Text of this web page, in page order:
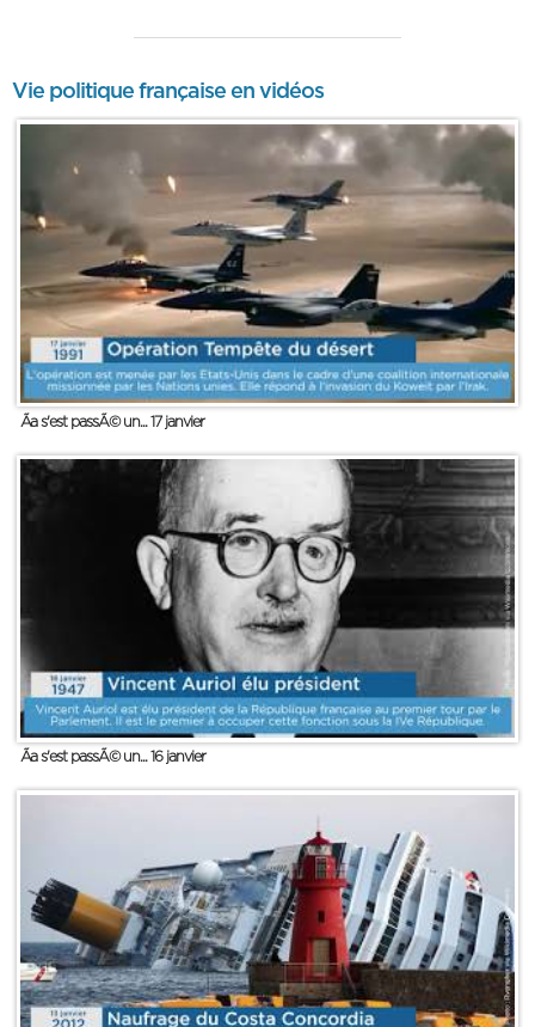
Vie politique française en vidéos
Ãa s'est passÃ© un... 17 janvier
Ãa s'est passÃ© un... 16 janvier